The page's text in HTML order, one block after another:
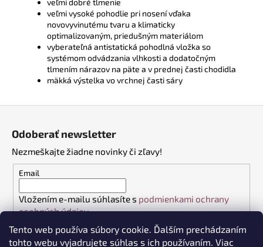
Tento web používa súbory cookie. Ďalším prechádzaním
tohto webu vyjadrujete súhlas s ich používaním. Viac
veľmi dobré tlmenie
veľmi vysoké pohodlie pri nosení vďaka
novovyvinutému tvaru a klimaticky
optimalizovaným, priedušným materiálom
vyberateľná antistatická pohodlná vložka so
systémom odvádzania vlhkosti a dodatočným
tlmením nárazov na päte a v prednej časti chodidla
mäkká výstelka vo vrchnej časti sáry
e
Odoberať newsletter
Nezmeškajte žiadne novinky či zľavy!
Email
Vložením e-mailu súhlasíte s podmienkami ochrany
osobných údajov
PRIHLÁSIŤ SA